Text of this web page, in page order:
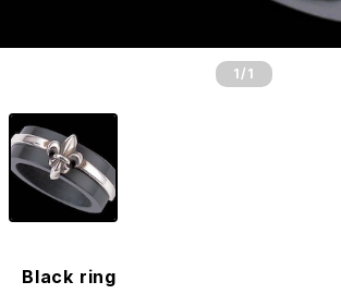
1 /1
Black ring